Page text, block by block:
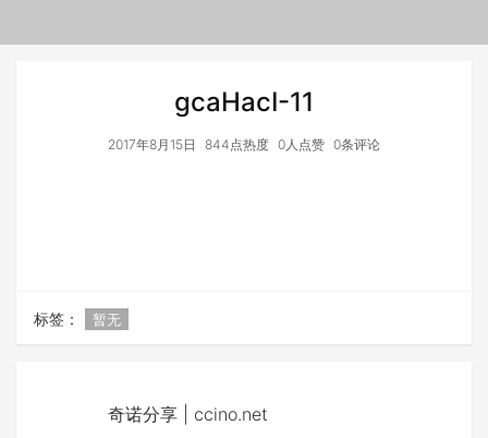
gcaHacI-11
2017年8月15日 844点热度 0人点赞 0条评论
标签： 暂无
奇诺分享 | ccino.net